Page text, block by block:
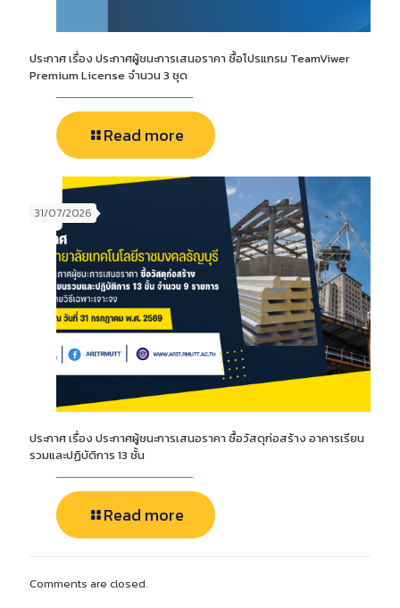
ประกาศ เรื่อง ประกาศผู้ชนะการเสนอราคา ซื้อโปรแกรม TeamViwer
Premium License จำนวน 3 ชุด
Read more
31/07/2026
ประกาศ เรื่อง ประกาศผู้ชนะการเสนอราคา ซื้อวัสดุก่อสร้าง อาคารเรียน
รวมและปฏิบัติการ 13 ชั้น
Read more
Comments are closed.